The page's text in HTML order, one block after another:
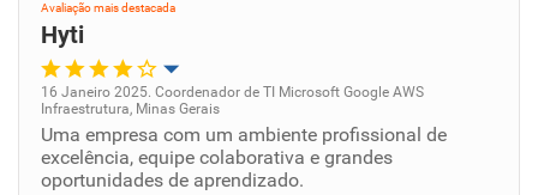
Avaliação mais destacada
Hyti
Oportunidade de promoção
Ambiente de trabalho
16 Janeiro 2025. Coordenador de TI Microsoft Google AWS
Infraestrutura, Minas Gerais
Uma empresa com um ambiente profissional de
excelência, equipe colaborativa e grandes
oportunidades de aprendizado.